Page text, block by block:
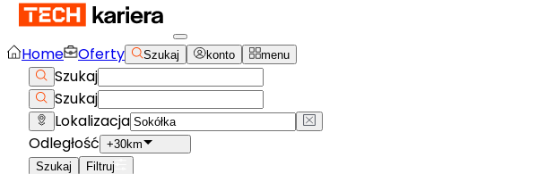
Home Oferty Szukaj konto menu
Szukaj
Szukaj
Lokalizacja
Odległość +30km
Szukaj
Filtruj